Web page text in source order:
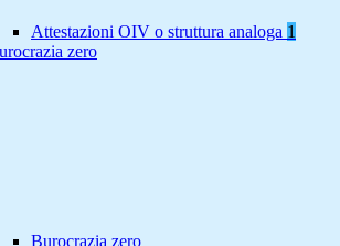
Attestazioni OIV o struttura analoga 1
zero
Burocrazia zero